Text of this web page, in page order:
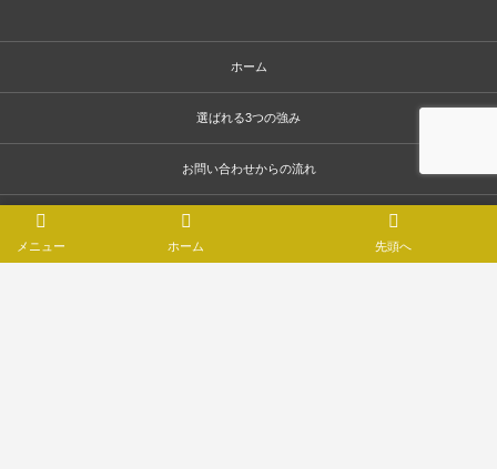
ホーム
選ばれる3つの強み
お問い合わせからの流れ
メニュー ホーム 先頭へ